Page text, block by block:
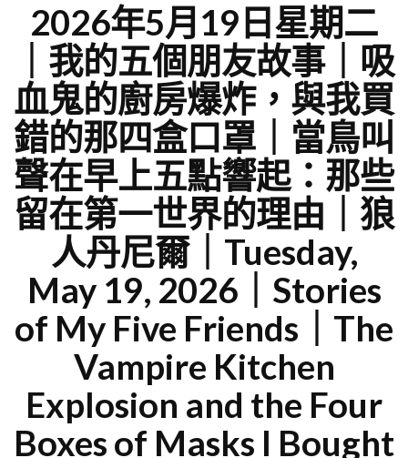
2026年5月19日星期二
｜我的五個朋友故事｜吸
血鬼的廚房爆炸，與我買
錯的那四盒口罩｜當鳥叫
聲在早上五點響起：那些
留在第一世界的理由｜狼
人丹尼爾｜Tuesday,
May 19, 2026｜Stories
of My Five Friends｜The
Vampire Kitchen
Explosion and the Four
Boxes of Masks I Bought